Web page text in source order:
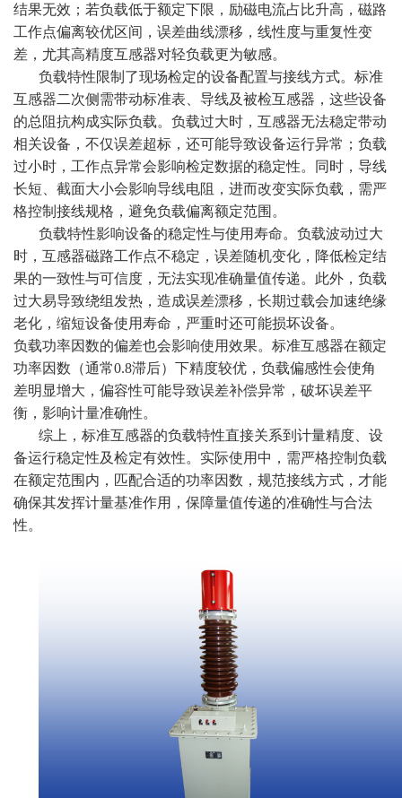
结果无效；若负载低于额定下限，励磁电流占比升高，磁路
工作点偏离较优区间，误差曲线漂移，线性度与重复性变
差，尤其高精度互感器对轻负载更为敏感。
负载特性限制了现场检定的设备配置与接线方式。标准
互感器二次侧需带动标准表、导线及被检互感器，这些设备
的总阻抗构成实际负载。负载过大时，互感器无法稳定带动
相关设备，不仅误差超标，还可能导致设备运行异常；负载
过小时，工作点异常会影响检定数据的稳定性。同时，导线
长短、截面大小会影响导线电阻，进而改变实际负载，需严
格控制接线规格，避免负载偏离额定范围。
负载特性影响设备的稳定性与使用寿命。负载波动过大
时，互感器磁路工作点不稳定，误差随机变化，降低检定结
果的一致性与可信度，无法实现准确量值传递。此外，负载
过大易导致绕组发热，造成误差漂移，长期过载会加速绝缘
老化，缩短设备使用寿命，严重时还可能损坏设备。
负载功率因数的偏差也会影响使用效果。标准互感器在额定
功率因数（通常0.8滞后）下精度较优，负载偏感性会使角
差明显增大，偏容性可能导致误差补偿异常，破坏误差平
衡，影响计量准确性。
综上，标准互感器的负载特性直接关系到计量精度、设
备运行稳定性及检定有效性。实际使用中，需严格控制负载
在额定范围内，匹配合适的功率因数，规范接线方式，才能
确保其发挥计量基准作用，保障量值传递的准确性与合法
性。